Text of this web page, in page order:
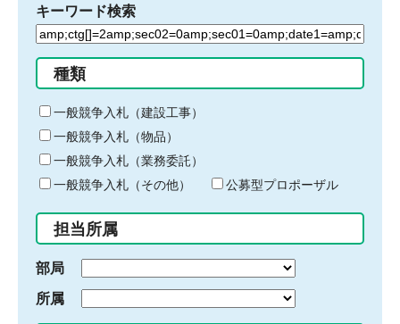
キーワード検索
検
る
キ
ー
ワ
ー
ド
入
力
種類
一般競争入札（建設工事）
一般競争入札（物品）
一般競争入札（業務委託）
一般競争入札（その他）
公募型プロポーザル
担当所属
部局
所属